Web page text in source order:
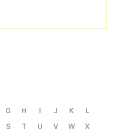
G H I J K
L
S T U V W
X